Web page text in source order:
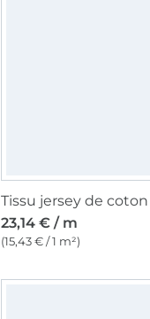
23,14 € / m
(15,43 € / 1 m²)